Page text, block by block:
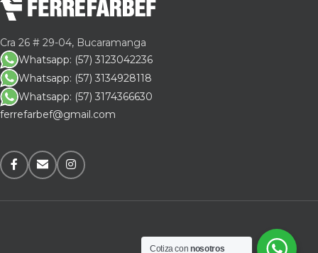
Cra 26 # 29-04, Bucaramanga
Whatsapp: (57) 3123042236
Whatsapp: (57) 3134928118
Whatsapp: (57) 3174366630
ferrefarbef@gmail.com
Cotiza connosotros